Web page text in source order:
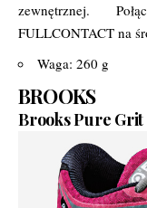
zewnętrznej.
FULLCONTACT na
Waga: 260 g
BROOKS
Brooks Pure Grit